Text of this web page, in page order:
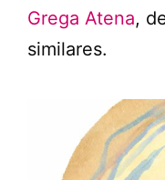
Grega Atena,
similares.